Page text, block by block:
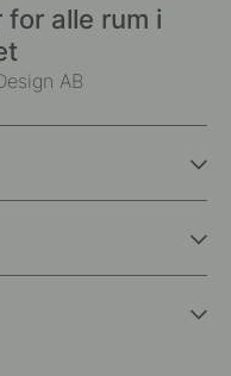
alle rum i
AB